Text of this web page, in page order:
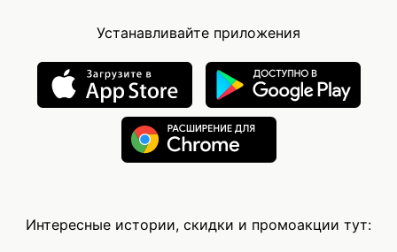
Устанавливайте приложения
Интересные истории, скидки и промоакции тут: